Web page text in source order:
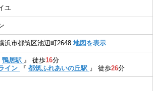
ユ
浜市都筑区池辺町2648 地図を表示
鴨居駅 』 徒歩16分
イン
『 都筑ふれあいの丘駅 』 徒歩26分